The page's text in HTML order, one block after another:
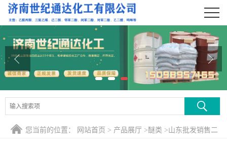
公司首页
公司介绍
产品展厅
证书荣誉
您当前的位置： 网站首页 > 产品展厅 >醚类 >山东批发销售二